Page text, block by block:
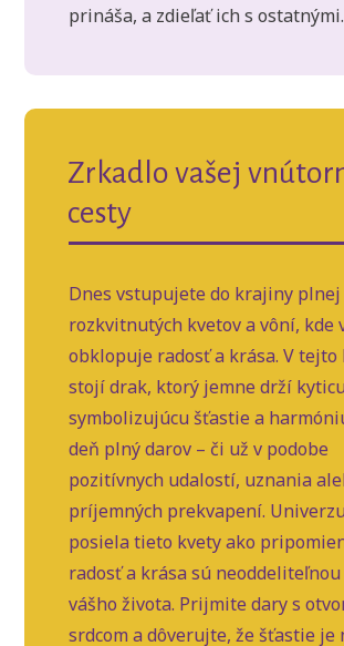
prináša, a zdieľať ich s ostatnými.
Zrkadlo vašej
cesty
Dnes vstupujete do krajiny plnej
rozkvitnutých kvetov a vôní, kde
obklopuje radosť a krása. V
stojí drak, ktorý jemne drží
symbolizujúcu šťastie a
deň plný darov – či už v podobe
pozitívnych udalostí, uznania
príjemných prekvapení.
posiela tieto kvety ako
radosť a krása sú
vášho života. Prijmite dary s
srdcom a dôverujte, že šťastie je